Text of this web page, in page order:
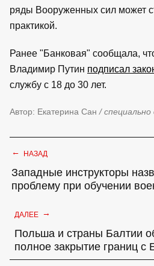
ряды Вооруженных сил может
практикой.
Ранее "Банковая" сообщала,
Владимир Путин подписал
службу с 18 до 30 лет.
Автор: Екатерина Сан / специально
← НАЗАД
Западные инструкторы
проблему при обучении
ДАЛЕЕ →
Польша и страны Балтии
полное закрытие границ с